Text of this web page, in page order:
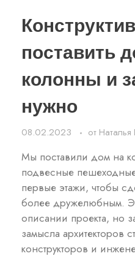
поставить
колонны и
нужно
08.02.2023 от
Мы поставили дом на
подвесные
первые этажи, чтобы
более дружелюбным.
описании проекта, но
замысла архитекторов
конструкторов и